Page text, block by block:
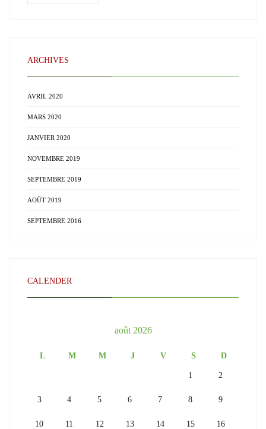
ARCHIVES
AVRIL 2020
MARS 2020
JANVIER 2020
NOVEMBRE 2019
SEPTEMBRE 2019
AOÛT 2019
SEPTEMBRE 2016
CALENDER
août 2026
L M M J V S D
1 2
3 4 5 6 7 8 9
10 11 12 13 14 15 16